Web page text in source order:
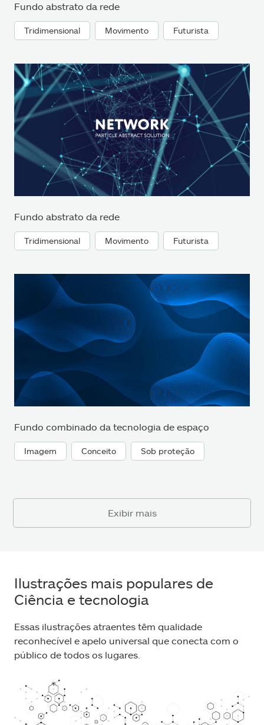
Fundo abstrato da rede
Tridimensional Movimento Futurista
Fundo abstrato da rede
Tridimensional Movimento Futurista
Fundo combinado da tecnologia de espaço
Imagem Conceito Sob proteção
Exibir mais
Ilustrações mais populares de
Ciência e tecnologia
Essas ilustrações atraentes têm qualidade
reconhecível e apelo universal que conecta com o
público de todos os lugares.